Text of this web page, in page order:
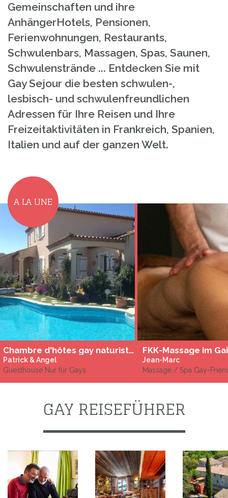
Gemeinschaften und ihre
AnhängerHotels, Pensionen,
Ferienwohnungen, Restaurants,
Schwulenbars, Massagen, Spas, Saunen,
Schwulenstrände ... Entdecken Sie mit
Gay Sejour die besten schwulen-,
lesbisch- und schwulenfreundlichen
Adressen für Ihre Reisen und Ihre
Freizeitaktivitäten in Frankreich, Spanien,
Italien und auf der ganzen Welt.
A LA UNE
Chambre d'hôtes gay naturiste proche de Pezenas
Patrick & Angel
Guesthouse Nur für Gays
Jean-Marc
Massage / Spa Gay-
GAY REISEFÜHRER